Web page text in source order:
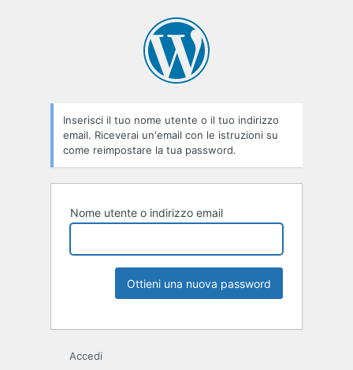
Inserisci il tuo nome utente o il tuo indirizzo
email. Riceverai un'email con le istruzioni su
come reimpostare la tua password.
Nome utente o indirizzo email
Accedi